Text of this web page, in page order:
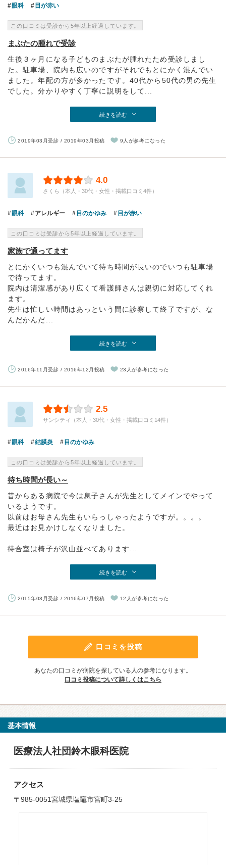
眼科 目が赤い
この口コミは受診から5年以上経過しています。
まぶたの腫れで受診
生後３ヶ月になる子どものまぶたが腫れたため受診しまし
た。駐車場、院内も広いのですがそれでもとにかく混んでい
ました。年配の方が多かったです。40代から50代の男の先生
でした。分かりやすく丁寧に説明をして...
続きを読む
2019年03月受診 / 2019年03月投稿 9人が参考になった
4.0
さくら（本人・30代・女性・掲載口コミ4件）
眼科 アレルギー 目のかゆみ 目が赤い
この口コミは受診から5年以上経過しています。
家族で通ってます
とにかくいつも混んでいて待ち時間が長いのでいつも駐車場
で待ってます。
院内は清潔感があり広くて看護師さんは親切に対応してくれ
ます。
先生は忙しい時間はあっという間に診察して終了ですが、な
んだかんだ...
続きを読む
2016年11月受診 / 2016年12月投稿 23人が参考になった
2.5
サンシティ（本人・30代・女性・掲載口コミ14件）
眼科 結膜炎 目のかゆみ
この口コミは受診から5年以上経過しています。
待ち時間が長い～
昔からある病院で今は息子さんが先生としてメインでやって
いるようです。
以前はお母さん先生もいらっしゃったようですが。。。。
最近はお見かけしなくなりました。
待合室は椅子が沢山並べてあります...
続きを読む
2015年08月受診 / 2016年07月投稿 12人が参考になった
口コミを投稿
あなたの口コミが病院を探している人の参考になります。
口コミ投稿について詳しくはこちら
基本情報
医療法人社団鈴木眼科医院
アクセス
〒985-0051宮城県塩竈市宮町3-25